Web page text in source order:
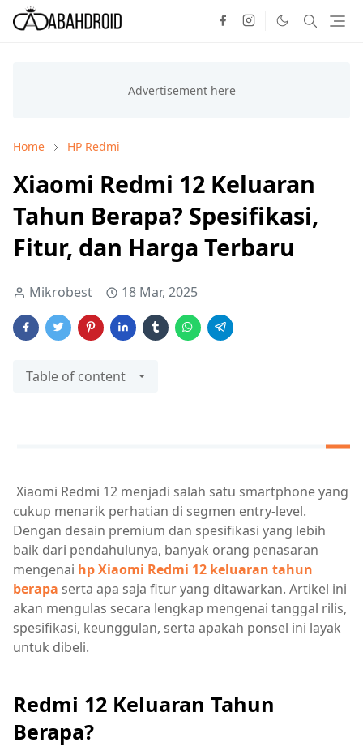
Home HP Redmi
Xiaomi Redmi 12 Keluaran
Tahun Berapa? Spesifikasi,
Fitur, dan Harga Terbaru
Mikrobest 18 Mar, 2025
Table of content
Xiaomi Redmi 12 menjadi salah satu smartphone yang
cukup menarik perhatian di segmen entry-level.
Dengan desain premium dan spesifikasi yang lebih
baik dari pendahulunya, banyak orang penasaran
mengenai hp Xiaomi Redmi 12 keluaran tahun
berapa serta apa saja fitur yang ditawarkan. Artikel ini
akan mengulas secara lengkap mengenai tanggal rilis,
spesifikasi, keunggulan, serta apakah ponsel ini layak
untuk dibeli.
Redmi 12 Keluaran Tahun
Berapa?